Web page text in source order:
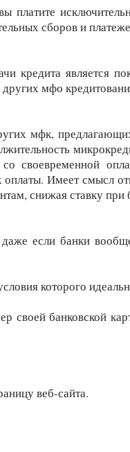
сборов и
кредита является
мфо
мфк,
своевременной
Имеет смысл
снижая ставку
если банки
которого
своей банковской
веб-сайта.